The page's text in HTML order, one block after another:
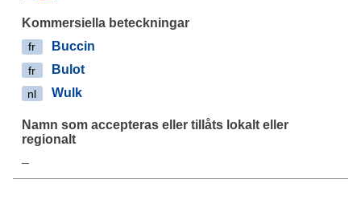
fr Buccin
fr Bulot
nl Wulk
–